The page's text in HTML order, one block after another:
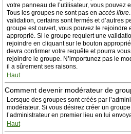
votre panneau de l’utilisateur, vous pouvez
Tous les groupes ne sont pas en accès libre
validation, certains sont fermés et d’autres
groupe est ouvert, vous pouvez le rejoindre
approprié. Si le groupe requiert une
rejoindre en cliquant sur le bouton
devra confirmer votre requête et pourra
rejoindre le groupe. N’importunez pas le
il a sûrement ses raisons.
Haut
Comment devenir modérateur de
Lorsque des groupes sont créés par
modérateur. Si vous désirez créer un
l’administrateur en premier lieu en lui
Haut